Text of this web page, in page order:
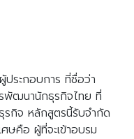
ประกอบการ ที่ชื่อว่า
พัฒนานักธุรกิจไทย ที่
รกิจ หลักสูตรนี้รับจำกัด
ษคือ ผู้ที่จะเข้าอบรม